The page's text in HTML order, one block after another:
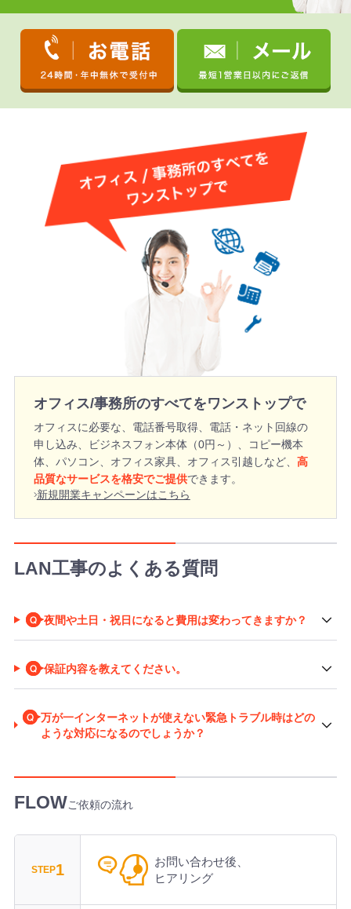
オフィス/事務所のすべてをワンストップで
オフィスに必要な、電話番号取得、電話・ネット回線の
申し込み、ビジネスフォン本体（0円～）、コピー機本
体、パソコン、オフィス家具、オフィス引越しなど、 高
品質なサービスを格安でご提供できます。
新規開業キャンペーンはこちら
LAN工事のよくある質問
夜間や土日・祝日になると費用は変わってきますか？
保証内容を教えてください。
万が一インターネットが使えない緊急トラブル時はどの
ような対応になるのでしょうか？
ご依頼の流れ
STEP1
お問い合わせ後、
ヒアリング